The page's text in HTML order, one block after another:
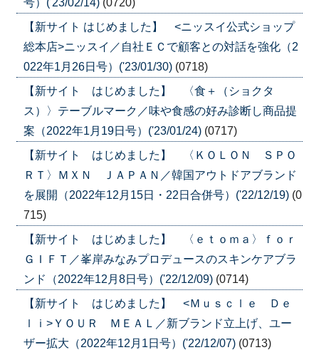
【新サイト はじめました】 <ニッスイ公式ショップ
総本店>ニッスイ／自社ＥＣで顧客との対話を強化（2
022年1月26日号）('23/01/30) (0718)
【新サイト はじめました】 〈食＋（ショクタ
ス）〉テーブルマーク／味や食感の好み診断し商品提
案（2022年1月19日号）('23/01/24) (0717)
【新サイト はじめました】 〈ＫＯＬＯＮ ＳＰＯ
ＲＴ〉ＭＸＮ ＪＡＰＡＮ／韓国アウトドアブランド
を展開（2022年12月15日・22日合併号）('22/12/19) (0
715)
【新サイト はじめました】 〈ｅｔｏｍａ〉ｆｏｒ
ＧＩＦＴ／峯岸みなみプロデュースのスキンケアブラ
ンド（2022年12月8日号）('22/12/09) (0714)
【新サイト はじめました】 <Ｍｕｓｃｌｅ Ｄｅ
ｌｉ>ＹＯＵＲ ＭＥＡＬ／新ブランド立上げ、ユー
ザー拡大（2022年12月1日号）('22/12/07) (0713)